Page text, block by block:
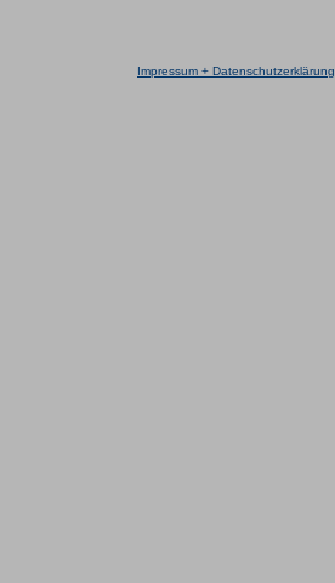
Impressum + Datenschutzerklärung